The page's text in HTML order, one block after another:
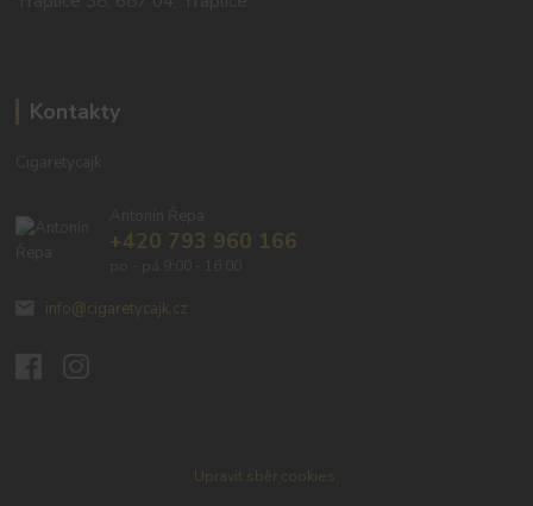
Kontakty
+420 793 960 166
info@cigaretycajk.cz
Upravit sběr cookies.